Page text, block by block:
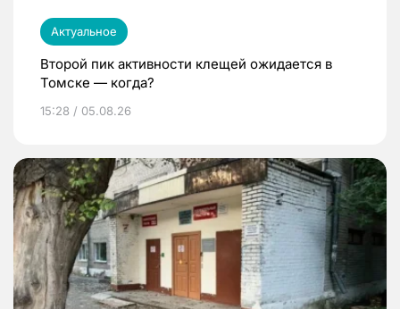
Актуальное
Второй пик активности клещей ожидается в
Томске — когда?
15:28 / 05.08.26